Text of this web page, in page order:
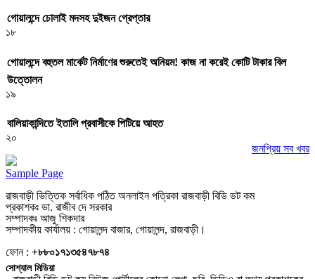
গোয়ালন্দে চোলাই মদসহ দুইজন গ্রেপ্তার
১৮
গোয়ালন্দে বহুতল মার্কেট নির্মাণের শুরুতেই অনিয়ম! কাজ না করেই কোটি টাকার বিল
উত্তোলন
১৯
বালিয়াকান্দিতে ইতালি প্রবাসীকে পিটিয়ে আহত
২০
জনপ্রিয় সব খবর
Sample Page
রাজবাড়ী ভিত্তিক সর্বাধিক পঠিত অনলাইন পত্রিকা রাজবাড়ী বিডি ডট কম
প্রকাশকঃ ডা. রাজীব দে সরকার
সম্পাদকঃ আজু শিকদার
সম্পাদকীয় কার্যালয় : গোয়ালন্দ বাজার, গোয়ালন্দ, রাজবাড়ী।
ফোন : +৮৮০১৭১৩৫৪৭৮৭৪
সোশ্যাল মিডিয়া